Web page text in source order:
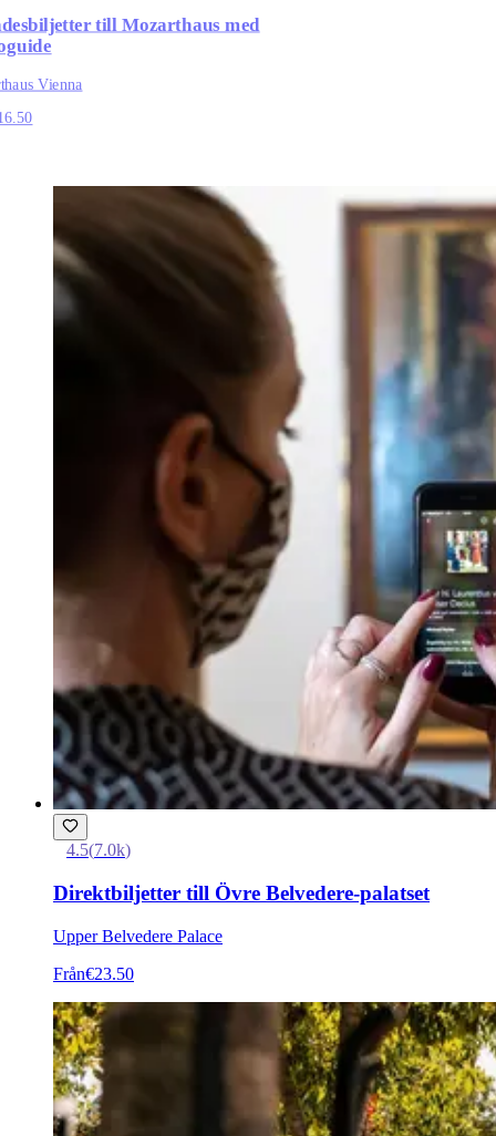
till Mozarthaus med
Vienna
4.5(7.0k)
Direktbiljetter till Övre Belvedere-palatset
Upper Belvedere Palace
Från€23.50